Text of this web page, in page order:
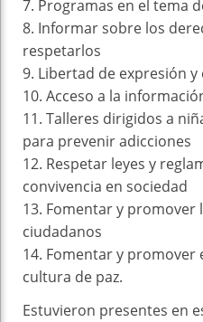
7. Programas en el tema
8. Informar sobre los
respetarlos
9. Libertad de expresión
10. Acceso a la
11. Talleres dirigidos a
para prevenir adicciones
12. Respetar leyes y
convivencia en sociedad
13. Fomentar y promover
ciudadanos
14. Fomentar y promover
cultura de paz.
Estuvieron presentes en